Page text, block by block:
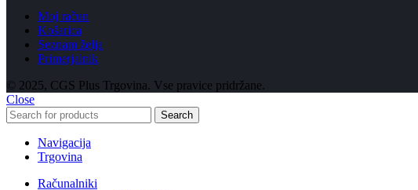
Moj račun
Košarica
Seznam želja
Primerjalnik
© 2025, CGS Plus Trgovina. Vse pravice pridržane.
Close
Search
Navigacija
Trgovina
Računalniki